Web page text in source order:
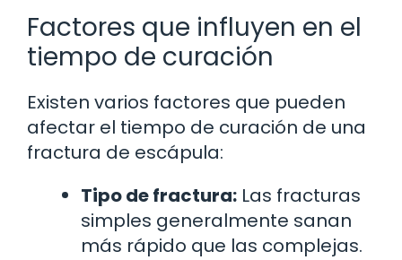
Factores que influyen en el
tiempo de curación
Existen varios factores que pueden
afectar el tiempo de curación de una
fractura de escápula:
Tipo de fractura: Las fracturas
simples generalmente sanan
más rápido que las complejas.